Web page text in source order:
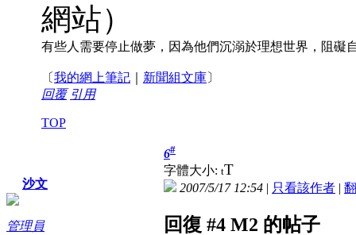
網站）
有些人需要停止做夢，因為他們沉溺於理想世界，阻礙
〔我的網上筆記 新聞組文庫〕
回覆 引用
TOP
沙文
管理員
6#
字體大小: tT
2007/5/17 12:54 | 只看該作者 |
回復 #4 M2 的帖子